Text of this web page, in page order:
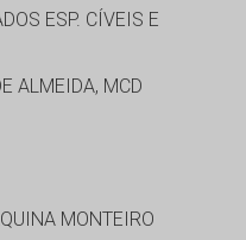
ESP. CÍVEIS E
ALMEIDA, MCD
MONTEIRO